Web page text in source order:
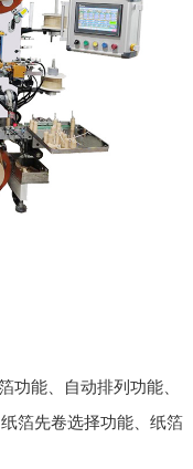
功能、自动排列功能、
箔先卷选择功能、纸箔